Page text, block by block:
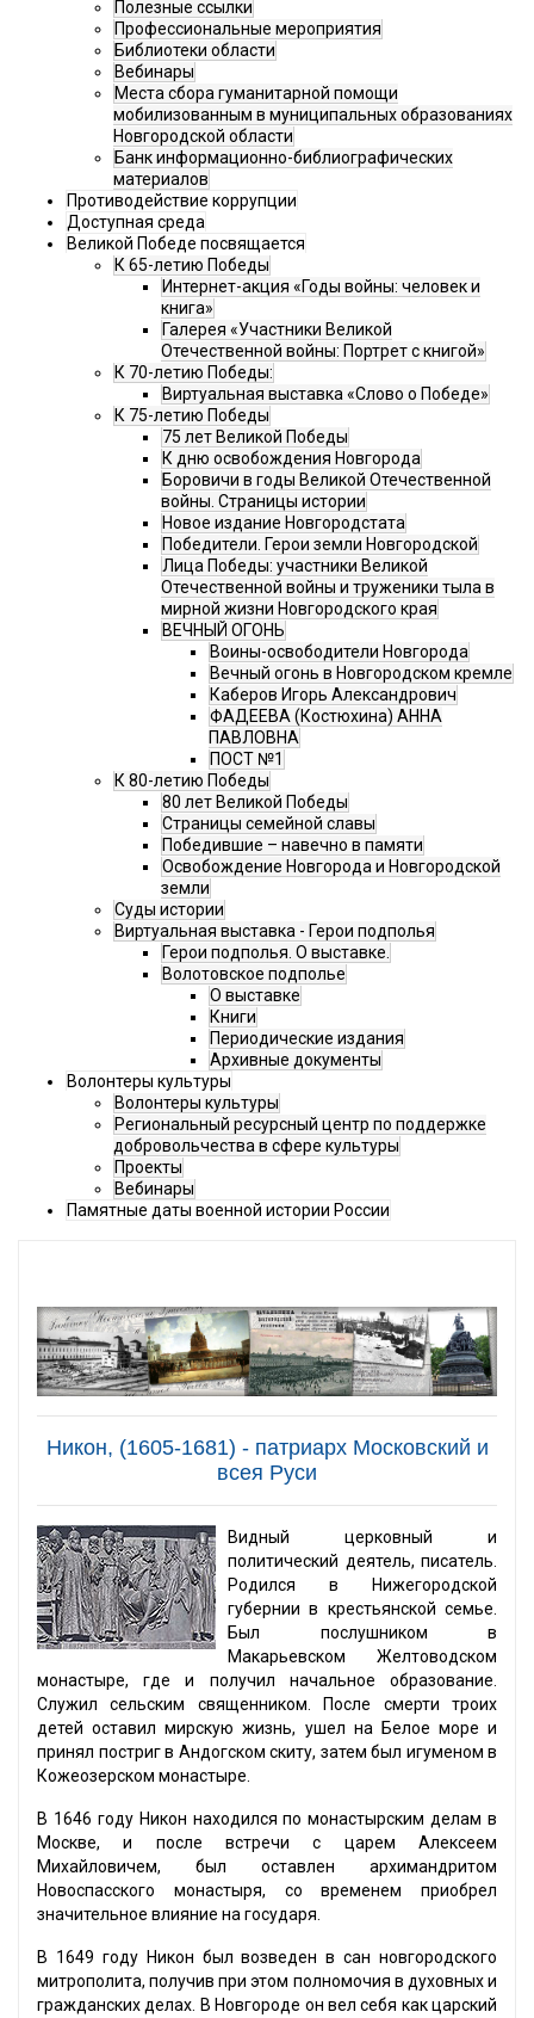
Полезные ссылки
Профессиональные мероприятия
Библиотеки области
Вебинары
Места сбора гуманитарной помощи
мобилизованным в муниципальных образованиях
Новгородской области
Банк информационно-библиографических
материалов
Противодействие коррупции
Доступная среда
Великой Победе посвящается
К 65-летию Победы
Интернет-акция «Годы войны: человек и
книга»
Галерея «Участники Великой
Отечественной войны: Портрет с книгой»
К 70-летию Победы:
Виртуальная выставка «Слово о Победе»
К 75-летию Победы
75 лет Великой Победы
К дню освобождения Новгорода
Боровичи в годы Великой Отечественной
войны. Страницы истории
Новое издание Новгородстата
Победители. Герои земли Новгородской
Лица Победы: участники Великой
Отечественной войны и труженики тыла в
мирной жизни Новгородского края
ВЕЧНЫЙ ОГОНЬ
Воины-освободители Новгорода
Вечный огонь в Новгородском кремле
Каберов Игорь Александрович
ФАДЕЕВА (Костюхина) АННА
ПАВЛОВНА
ПОСТ №1
К 80-летию Победы
80 лет Великой Победы
Страницы семейной славы
Победившие – навечно в памяти
Освобождение Новгорода и Новгородской
земли
Суды истории
Виртуальная выставка - Герои подполья
Герои подполья. О выставке.
Волотовское подполье
О выставке
Книги
Периодические издания
Архивные документы
Волонтеры культуры
Волонтеры культуры
Региональный ресурсный центр по поддержке
добровольчества в сфере культуры
Проекты
Вебинары
Памятные даты военной истории России
Никон, (1605-1681) - патриарх Московский и
всея Руси
Видный церковный и
политический деятель, писатель.
Родился в Нижегородской
губернии в крестьянской семье.
Был послушником в
Макарьевском Желтоводском
монастыре, где и получил начальное образование.
Служил сельским священником. После смерти троих
детей оставил мирскую жизнь, ушел на Белое море и
принял постриг в Андогском скиту, затем был игуменом в
Кожеозерском монастыре.
В 1646 году Никон находился по монастырским делам в
Москве, и после встречи с царем Алексеем
Михайловичем, был оставлен архимандритом
Новоспасского монастыря, со временем приобрел
значительное влияние на государя.
В 1649 году Никон был возведен в сан новгородского
митрополита, получив при этом полномочия в духовных и
гражданских делах. В Новгороде он вел себя как царский